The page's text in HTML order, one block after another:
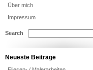
Über mich
Impressum
Search
Neueste Beiträge